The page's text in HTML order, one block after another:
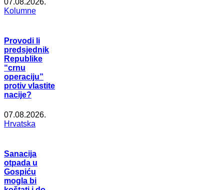
07.08.2026.
Kolumne
Provodi li
predsjednik
Republike
“crnu
operaciju”
protiv vlastite
nacije?
07.08.2026.
Hrvatska
Sanacija
otpada u
Gospiću
mogla bi